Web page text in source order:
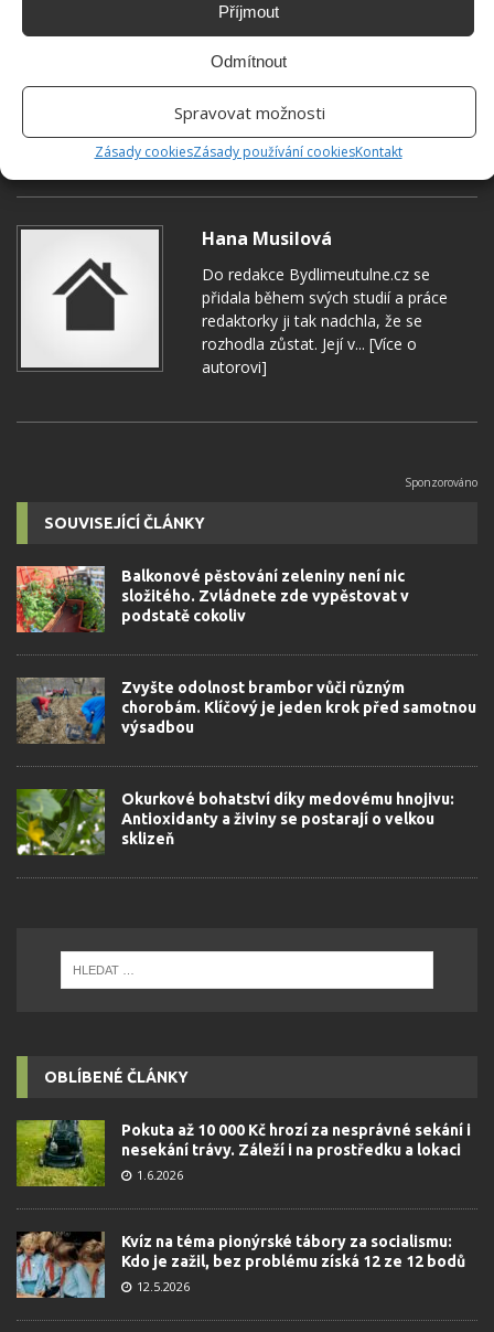
Příjmout
Odmítnout
Spravovat možnosti
Zásady cookiesZásady používání cookiesKontakt
ORCHIDEJE PĚSTOVÁNÍ ROSTLINY
Hana Musilová
Do redakce Bydlimeutulne.cz se
přidala během svých studií a práce
redaktorky ji tak nadchla, že se
rozhodla zůstat. Její v... [Více o
autorovi]
SOUVISEJÍCÍ ČLÁNKY
Balkonové pěstování zeleniny není nic
složitého. Zvládnete zde vypěstovat v
podstatě cokoliv
Zvyšte odolnost brambor vůči různým
chorobám. Klíčový je jeden krok před samotnou
výsadbou
Okurkové bohatství díky medovému hnojivu:
Antioxidanty a živiny se postarají o velkou
sklizeň
OBLÍBENÉ ČLÁNKY
Pokuta až 10 000 Kč hrozí za nesprávné sekání i
nesekání trávy. Záleží i na prostředku a lokaci
1.6.2026
Kvíz na téma pionýrské tábory za socialismu:
Kdo je zažil, bez problému získá 12 ze 12 bodů
12.5.2026